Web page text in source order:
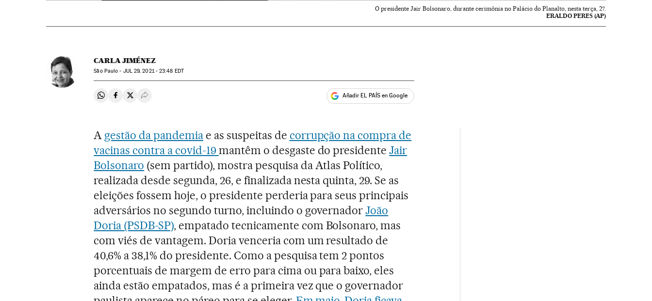
O presidente Jair Bolsonaro, durante cerimônia no Palácio do Planalto, nesta terça, 27.
ERALDO PERES (AP)
CARLA JIMÉNEZ
São Paulo - JUL29, 2021 - 23:48 EDT
Compartir en Whatsapp
Compartir en Facebook
Compartir en Twitter
Desplegar Redes Sociales Añadir EL PAÍS en Google
A gestão da pandemiae as suspeitas de corrupção na compra de
vacinas contra a covid-19 mantêm o desgaste do presidenteJair
Bolsonaro (sem partido), mostra pesquisa da Atlas Político,
realizada desde segunda, 26, e finalizada nesta quinta, 29. Se as
eleições fossem hoje, o presidente perderia para seus principais
adversários no segundo turno, incluindo o governadorJoão
Doria (PSDB-SP), empatado tecnicamente com Bolsonaro, mas
com viés de vantagem. Doria venceria com um resultado de
40,6% a 38,1% do presidente. Como a pesquisa tem 2 pontos
porcentuais de margem de erro para cima ou para baixo, eles
ainda estão empatados, mas é a primeira vez que o governador